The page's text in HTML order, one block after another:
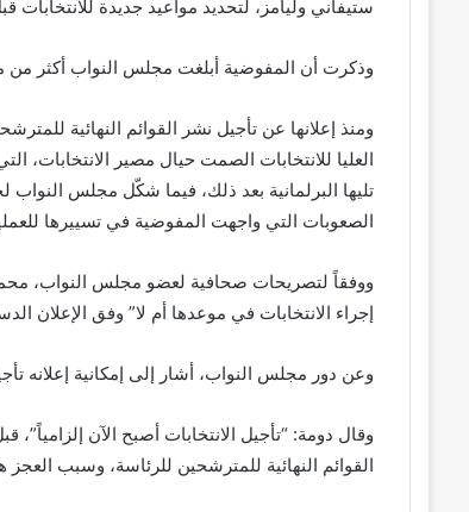
ستيفاني وليامز، لتحديد مواعيد جديدة للانتخابات
وذكرت أن المفوضية أبلغت مجلس النواب أكثر من
ومنذ إعلانها عن تأجيل نشر القوائم النهائية
تليها البرلمانية بعد ذلك، فيما شكّل مجلس
الصعوبات التي واجهت المفوضية في تسييرها للعملية
ووفقاً لتصريحات صحافية لعضو مجلس النواب،
إجراء الانتخابات في موعدها أم لا” وفق الإعلان
وعن دور مجلس النواب، أشار إلى إمكانية إعلانه
وقال دومة: “تأجيل الانتخابات أصبح الآن
القوائم النهائية للمترشحين للرئاسة، وسبب